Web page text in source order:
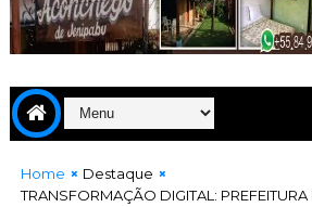
Home
Destaque
TRANSFORMAÇÃO DIGITAL: